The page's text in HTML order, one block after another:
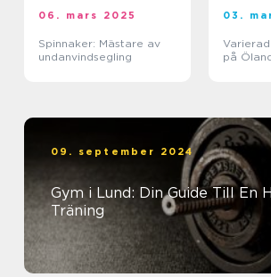
06. mars 2025
Spinnaker: Mästare av
undanvindsegling
03.
på
09. september 2024
Gym i Lund: Din Guide Till En
Träning